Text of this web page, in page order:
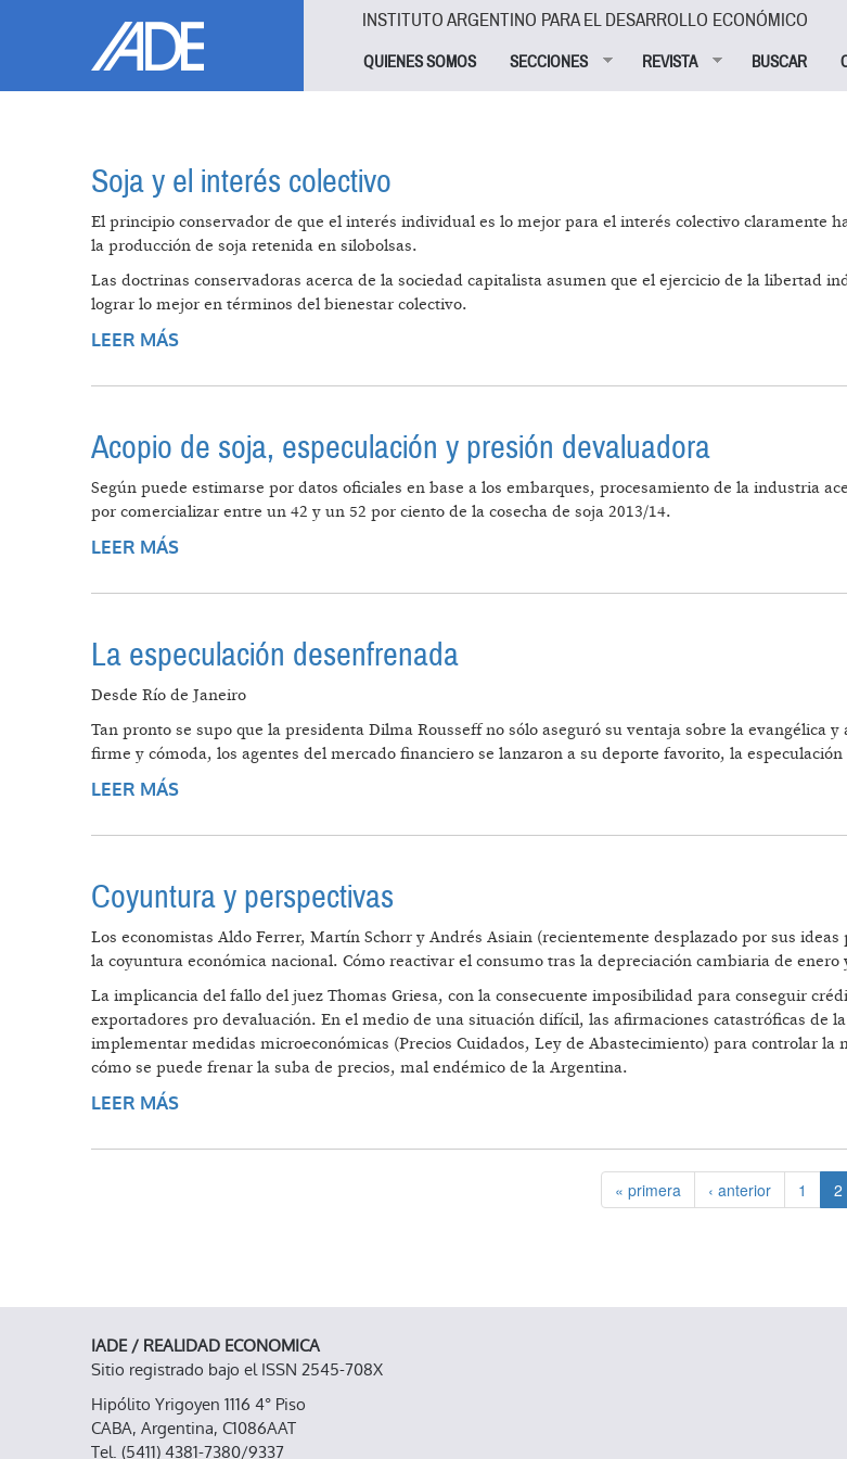
INSTITUTO ARGENTINO PARA EL DESARROLLO ECONÓMICO
QUIENES SOMOS SECCIONES REVISTA BUSCAR
Soja y el interés colectivo
El principio conservador de que el interés individual es lo mejor para el interés colectivo claramente
la producción de soja retenida en silobolsas.
Las doctrinas conservadoras acerca de la sociedad capitalista asumen que el ejercicio de la libertad
lograr lo mejor en términos del bienestar colectivo.
LEER MÁS
Acopio de soja, especulación y presión devaluadora
Según puede estimarse por datos oficiales en base a los embarques, procesamiento de la industria
por comercializar entre un 42 y un 52 por ciento de la cosecha de soja 2013/14.
LEER MÁS
La especulación desenfrenada
Desde Río de Janeiro
Tan pronto se supo que la presidenta Dilma Rousseff no sólo aseguró su ventaja sobre la
firme y cómoda, los agentes del mercado financiero se lanzaron a su deporte favorito, la
LEER MÁS
Coyuntura y perspectivas
Los economistas Aldo Ferrer, Martín Schorr y Andrés Asiain (recientemente desplazado por sus
la coyuntura económica nacional. Cómo reactivar el consumo tras la depreciación cambiaria de
La implicancia del fallo del juez Thomas Griesa, con la consecuente imposibilidad para conseguir
exportadores pro devaluación. En el medio de una situación difícil, las afirmaciones catastróficas de
implementar medidas microeconómicas (Precios Cuidados, Ley de Abastecimiento) para controlar la
cómo se puede frenar la suba de precios, mal endémico de la Argentina.
LEER MÁS
« primera ‹ anterior 1 2
IADE / REALIDAD ECONOMICA
Sitio registrado bajo el ISSN 2545-708X
Hipólito Yrigoyen 1116 4° Piso
CABA, Argentina, C1086AAT
Tel. (5411) 4381-7380/9337